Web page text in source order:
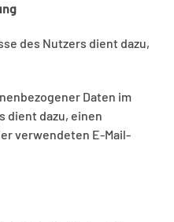
des Nutzers dient dazu,
Daten im
dient dazu, einen
verwendeten E-Mail-